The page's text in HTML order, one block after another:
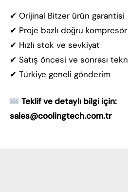
✔ Orijinal Bitzer ürün garantisi
✔ Proje bazlı doğru
✔ Hızlı stok ve sevkiyat
✔ Satış öncesi ve sonrası
✔ Türkiye geneli gönderim
Teklif ve detaylı bilgi için:
sales@coolingtech.com.tr